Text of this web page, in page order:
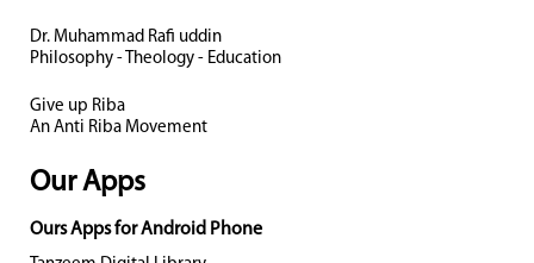
Dr. Muhammad Rafi uddin
Philosophy - Theology - Education
Give up Riba
An Anti Riba Movement
Our Apps
Ours Apps for Android Phone